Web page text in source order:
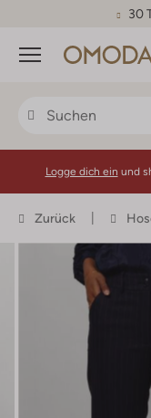
30
Menü
Logge dich ein und
Zurück